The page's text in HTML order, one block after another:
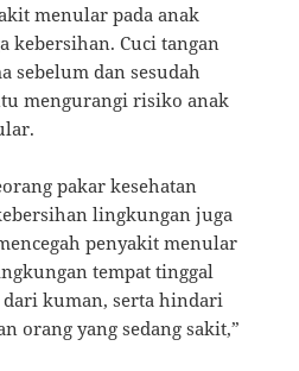
menular pada anak
kebersihan. Cuci tangan
sebelum dan sesudah
mengurangi risiko anak
pakar kesehatan
lingkungan juga
penyakit menular
tempat tinggal
dari kuman, serta hindari
orang yang sedang sakit,”